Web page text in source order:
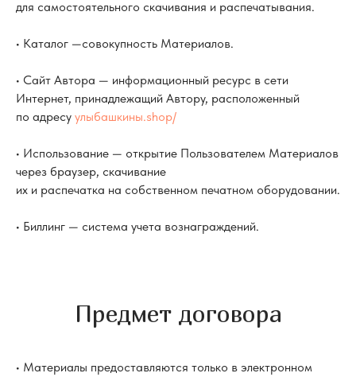
для самостоятельного скачивания и распечатывания.
• Каталог —совокупность Материалов.
• Сайт Автора — информационный ресурс в сети
Интернет, принадлежащий Автору, расположенный
по адресу улыбашкины.shop/
• Использование — открытие Пользователем Материалов
через браузер, скачивание
их и распечатка на собственном печатном оборудовании.
• Биллинг — система учета вознаграждений.
Предмет договора
• Материалы предоставляются только в электронном